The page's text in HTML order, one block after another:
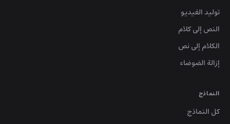
توليد الفيديو
النص إلى كلام
الكلام إلى نص
إزالة الضوضاء
النماذج
كل النماذج